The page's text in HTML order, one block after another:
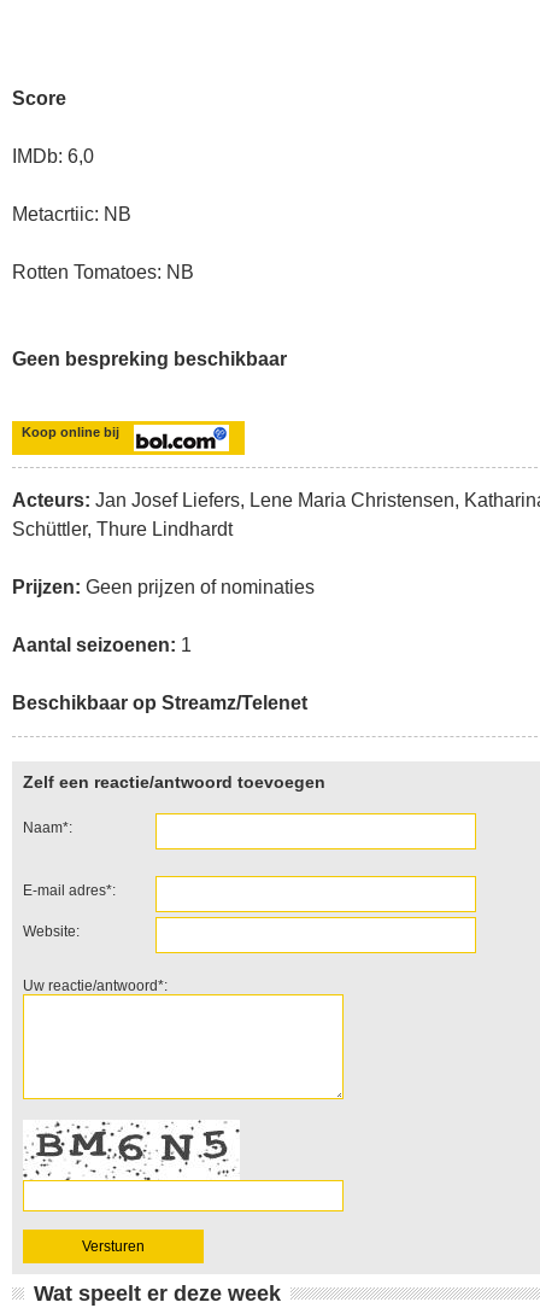
Score
IMDb: 6,0
Metacrtiic: NB
Rotten Tomatoes: NB
Geen bespreking beschikbaar
Koop online bij
Acteurs: Jan Josef Liefers, Lene Maria Christensen,
Schüttler, Thure Lindhardt
Prijzen: Geen prijzen of nominaties
Aantal seizoenen: 1
Beschikbaar op Streamz/Telenet
Zelf een reactie/antwoord toevoegen
Naam*:
E-mail adres*:
Website:
Uw reactie/antwoord*:
Wat speelt er deze week